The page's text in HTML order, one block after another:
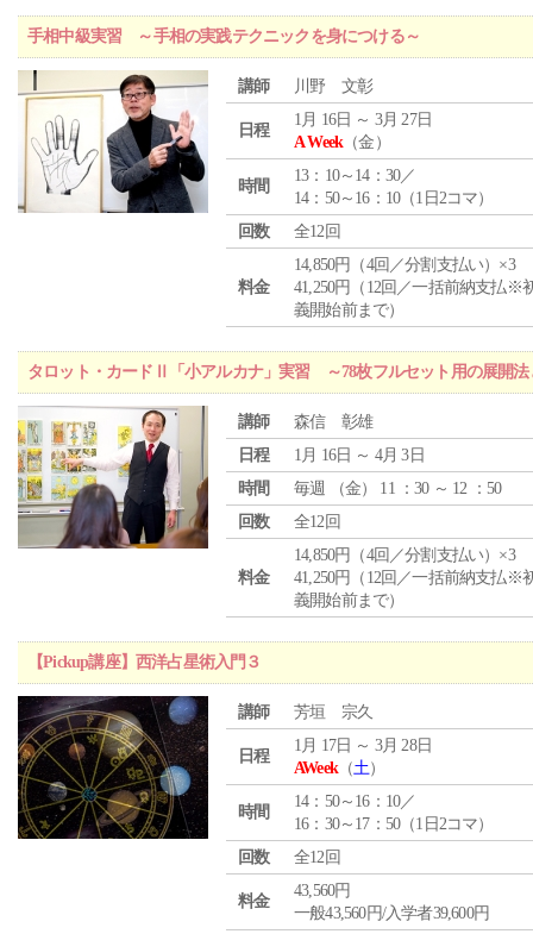
手相中級実習 ～手相の実践テクニックを身につける～
講師 川野 文彰
日程
1月 16日 ～ 3月 27日
A Week（金）
時間
13：10～14：30／
14：50～16：10（1日2コマ）
回数
全12回
料金
14,850円（4回／分割支払い）×3
41,250円（12回／一括前納支払※
義開始前まで）
タロット・カードⅡ「小アルカナ」実習 ～78枚フルセット用の展開法
講師
森信 彰雄
日程
1月 16日 ～ 4月 3日
時間
毎週 （金） 11 ：30 ～ 12 ：50
回数
全12回
料金
14,850円（4回／分割支払い）×3
41,250円（12回／一括前納支払※
義開始前まで）
【Pickup講座】西洋占星術入門３
講師 芳垣 宗久
日程
1月 17日 ～ 3月 28日
AWeek（土）
時間
14：50～16：10／
16：30～17：50（1日2コマ）
回数
全12回
料金
43,560円
一般43,560円/入学者39,600円